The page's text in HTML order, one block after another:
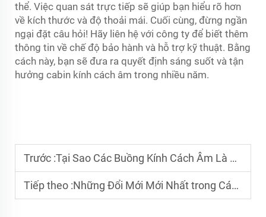
thể. Việc quan sát trực tiếp sẽ giúp bạn hiểu rõ hơn
về kích thước và độ thoải mái. Cuối cùng, đừng ngần
ngại đặt câu hỏi! Hãy liên hệ với công ty để biết thêm
thông tin về chế độ bảo hành và hỗ trợ kỹ thuật. Bằng
cách này, bạn sẽ đưa ra quyết định sáng suốt và tận
hưởng cabin kính cách âm trong nhiều năm.
Trước :Tại Sao Các Buồng Kính Cách Âm Là Giải Pháp Lý Tưởng Cho Cuộc Sống Đô Thị
Tiếp theo :Những Đổi Mới Mới Nhất trong Các Buồng Kính Cách Âm dành cho Không Gian Dân Dụng và Thương Mại